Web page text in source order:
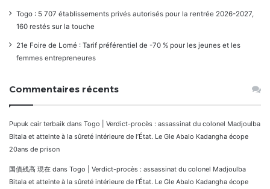
Togo : 5 707 établissements privés autorisés pour la rentrée 2026-2027,
160 restés sur la touche
21e Foire de Lomé : Tarif préférentiel de -70 % pour les jeunes et les
femmes entrepreneures
Commentaires récents
Pupuk cair terbaik dans Togo | Verdict-procès : assassinat du colonel Madjoulba
Bitala et atteinte à la sûreté intérieure de l’État. Le Gle Abalo Kadangha écope
20ans de prison
国債残高 現在 dans Togo | Verdict-procès : assassinat du colonel Madjoulba
Bitala et atteinte à la sûreté intérieure de l’État. Le Gle Abalo Kadangha écope